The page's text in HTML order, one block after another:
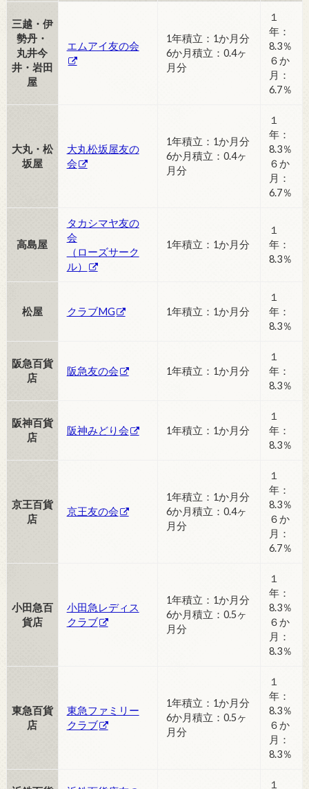
三越・伊
勢丹・
丸井今
井・岩田
屋
エムアイ友の会
1年積立：1か月分
6か月積立：0.4ヶ
月分
１
年：
8.3％
６か
月：
6.7％
大丸・松
坂屋
大丸松坂屋友の
会
1年積立：1か月分
6か月積立：0.4ヶ
月分
１
年：
8.3％
６か
月：
6.7％
高島屋
タカシマヤ友の
会
（ローズサーク
ル）
1年積立：1か月分
１
年：
8.3％
松屋 クラブMG 1年積立：1か月分
１
年：
8.3％
阪急百貨
店
阪急友の会 1年積立：1か月分
１
年：
8.3％
阪神百貨
店
阪神みどり会 1年積立：1か月分
１
年：
8.3％
京王百貨
店
京王友の会
1年積立：1か月分
6か月積立：0.4ヶ
月分
１
年：
8.3％
６か
月：
6.7％
小田急百
貨店
小田急レディス
クラブ
1年積立：1か月分
6か月積立：0.5ヶ
月分
１
年：
8.3％
６か
月：
8.3％
東急百貨
店
東急ファミリー
クラブ
1年積立：1か月分
6か月積立：0.5ヶ
月分
１
年：
8.3％
６か
月：
8.3％
１